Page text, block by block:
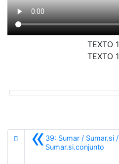
TEXTO 1
TEXTO 1
«39: Sumar / Sumar.si /
Sumar.si.conjunto